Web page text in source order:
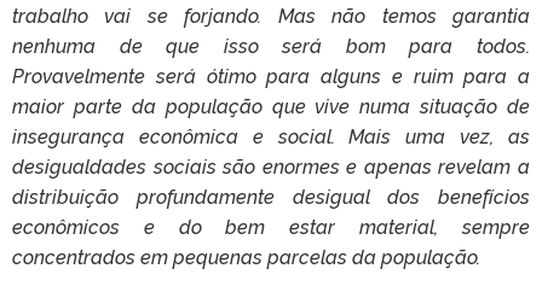
trabalho vai se forjando. Mas não temos garantia
nenhuma de que isso será bom para todos.
Provavelmente será ótimo para alguns e ruim para a
maior parte da população que vive numa situação de
insegurança econômica e social. Mais uma vez, as
desigualdades sociais são enormes e apenas revelam a
distribuição profundamente desigual dos benefícios
econômicos e do bem estar material, sempre
concentrados em pequenas parcelas da população.